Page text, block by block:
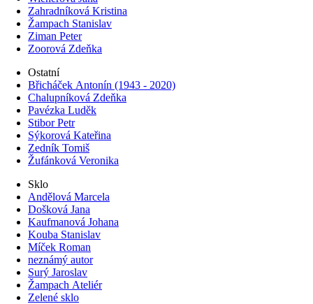
Zahradníková Kristina
Žampach Stanislav
Ziman Peter
Zoorová Zdeňka
Ostatní
Břicháček Antonín (1943 - 2020)
Chalupníková Zdeňka
Pavézka Luděk
Stibor Petr
Sýkorová Kateřina
Zedník Tomiš
Žufánková Veronika
Sklo
Andělová Marcela
Došková Jana
Kaufmanová Johana
Kouba Stanislav
Míček Roman
neznámý autor
Surý Jaroslav
Žampach Ateliér
Zelené sklo